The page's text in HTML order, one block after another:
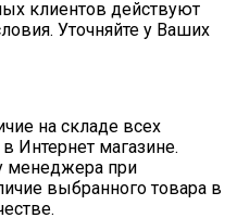
клиентов действуют
Уточняйте у Ваших
на складе всех
Интернет магазине.
менеджера при
выбранного товара в